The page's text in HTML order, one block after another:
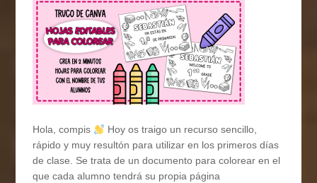
Hola, compis
Hoy os traigo un recurso sencillo,
rápido y muy resultón para utilizar en los primeros días
de clase. Se trata de un documento para colorear en el
que cada alumno tendrá su propia página